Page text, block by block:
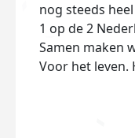
nog steeds
1 op de 2
Samen maken
Voor het leven.